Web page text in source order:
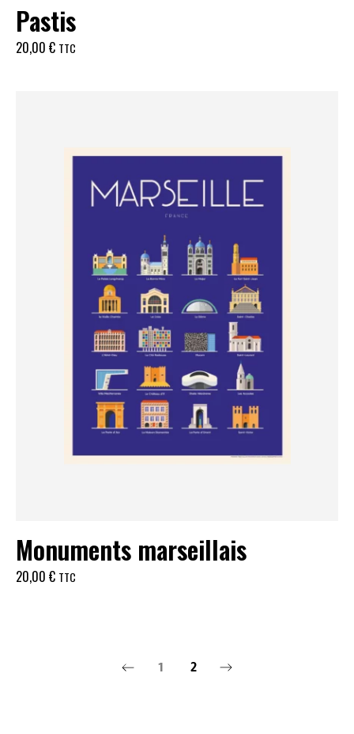
Pastis
20,00 € TTC
Monuments marseillais
20,00 € TTC
1 2